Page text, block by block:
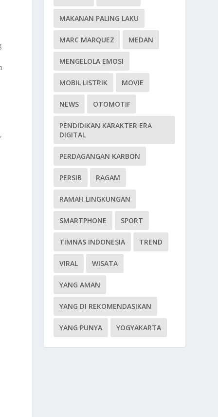
MAKANAN PALING LAKU
MARC MARQUEZ MEDAN
MENGELOLA EMOSI
MOBIL LISTRIK MOVIE
NEWS OTOMOTIF
PENDIDIKAN KARAKTER ERA
DIGITAL
PERDAGANGAN KARBON
PERSIB RAGAM
RAMAH LINGKUNGAN
SMARTPHONE SPORT
TIMNAS INDONESIA TREND
VIRAL WISATA
YANG AMAN
YANG DI REKOMENDASIKAN
YANG PUNYA YOGYAKARTA